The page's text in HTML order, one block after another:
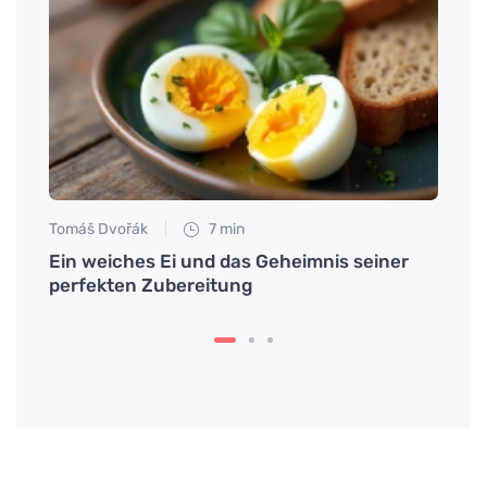
Tomáš Dvořák 7 min
Ein weiches Ei und das Geheimnis seiner
perfekten Zubereitung